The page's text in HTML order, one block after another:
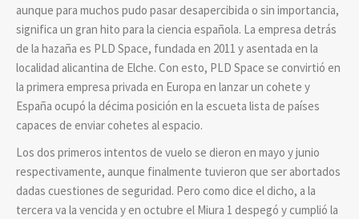
aunque para muchos pudo pasar desapercibida o sin importancia,
significa un gran hito para la ciencia española. La empresa detrás
de la hazaña es PLD Space, fundada en 2011 y asentada en la
localidad alicantina de Elche. Con esto, PLD Space se convirtió en
la primera empresa privada en Europa en lanzar un cohete y
España ocupó la décima posición en la escueta lista de países
capaces de enviar cohetes al espacio.
Los dos primeros intentos de vuelo se dieron en mayo y junio
respectivamente, aunque finalmente tuvieron que ser abortados
dadas cuestiones de seguridad. Pero como dice el dicho, a la
tercera va la vencida y en octubre el Miura 1 despegó y cumplió la